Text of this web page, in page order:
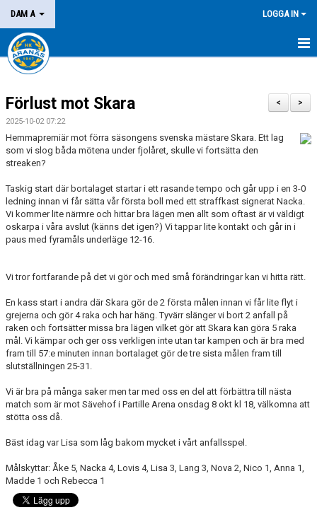
DAM A LOGGA IN
HEM
NYHETER
KALENDER
MATCHER
KONTAKT
>
<
Förlust mot Skara
2025-10-02 07:22
Hemmapremiär mot förra säsongens svenska mästare Skara. Ett lag
som vi slog båda mötena under fjolåret, skulle vi fortsätta den
streaken?
Taskig start där bortalaget startar i ett rasande tempo och går upp i en 3-0
ledning innan vi får sätta vår första boll med ett straffkast signerat Nacka.
Vi kommer lite närmre och hittar bra lägen men allt som oftast är vi väldigt
oskarpa i våra avslut (känns det igen?) Vi tappar lite kontakt och går in i
paus med fyramåls underläge 12-16.
Vi tror fortfarande på det vi gör och med små förändringar kan vi hitta rätt.
En kass start i andra där Skara gör de 2 första målen innan vi får lite flyt i
grejerna och gör 4 raka och har häng. Tyvärr slänger vi bort 2 anfall på
raken och fortsätter missa bra lägen vilket gör att Skara kan göra 5 raka
mål. Vi kämpar och ger oss verkligen inte utan tar kampen och är bra med
fram till 57:e minuten innan bortalaget gör de tre sista målen fram till
slutställningen 25-31.
Vi är bra på många saker men tar med oss en del att förbättra till nästa
match som är mot Sävehof i Partille Arena onsdag 8 okt kl 18, välkomna att
stötta oss då.
Bäst idag var Lisa som låg bakom mycket i vårt anfallsspel.
Målskyttar: Åke 5, Nacka 4, Lovis 4, Lisa 3, Lang 3, Nova 2, Nico 1, Anna 1,
Madde 1 och Rebecca 1